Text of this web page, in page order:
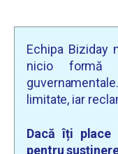
Echipa Biziday
nicio formă
limitate, iar
Dacă îți
pentru